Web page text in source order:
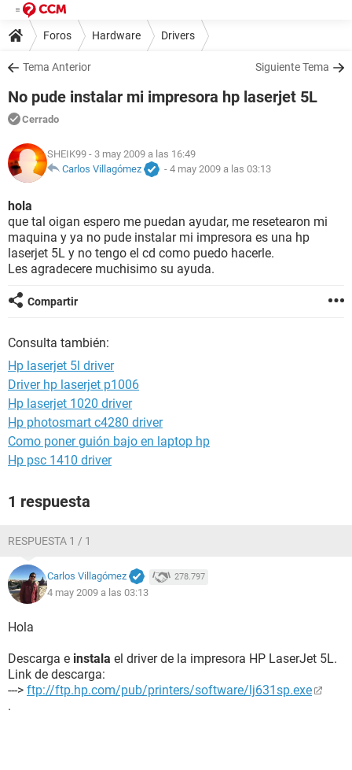
Foros Hardware Drivers
Tema Anterior Siguiente Tema
No pude instalar mi impresora hp laserjet 5L
Cerrado
SHEIK99 - 3 may 2009 a las 16:49
Carlos Villagómez
- 4 may 2009 a las 03:13
hola
que tal oigan espero me puedan ayudar, me resetearon mi
maquina y ya no pude instalar mi impresora es una hp
laserjet 5L y no tengo el cd como puedo hacerle.
Les agradecere muchisimo su ayuda.
Compartir
Consulta también:
Hp laserjet 5l driver
Driver hp laserjet p1006
Hp laserjet 1020 driver
Hp photosmart c4280 driver
Como poner guión bajo en laptop hp
Hp psc 1410 driver
1 respuesta
RESPUESTA 1 / 1
Carlos Villagómez 278.797
4 may 2009 a las 03:13
Hola
Descarga e instala el driver de la impresora HP LaserJet 5L.
Link de descarga:
---> ftp://ftp.hp.com/pub/printers/software/lj631sp.exe
.